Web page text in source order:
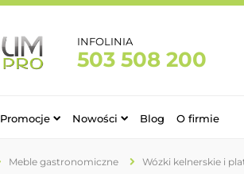
INFOLINIA
503 508 200
Promocje Nowości Blog O firmie
Meble gastronomiczne Wózki kelnerskie i